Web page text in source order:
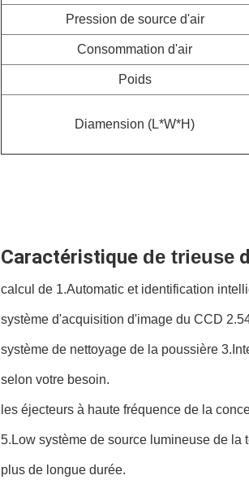
Pression de source d'air
Consommation d'air
Poids
Diamension (L*W*H)
Caractéristique de trieuse
calcul de 1.Automatic et identification
système d'acquisition d'image du CCD
système de nettoyage de la poussière
selon votre besoin.
les éjecteurs à haute fréquence de la
5.Low système de source lumineuse de la
plus de longue durée.